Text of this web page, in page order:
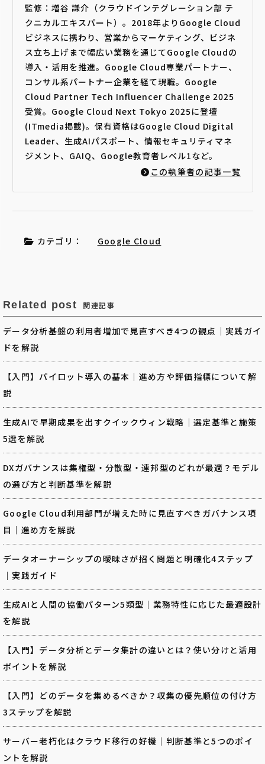
監修：増谷 謙介（クラウドインテグレーション部 テ
クニカルエキスパート）。2018年よりGoogle Cloud
ビジネスに携わり、営業からマーケティング、ビジネ
ス立ち上げまで幅広い業務を通じてGoogle Cloudの
導入・活用を推進。Google Cloud専業パートナー、
コンサル系パートナー企業を経て現職。Google
Cloud Partner Tech Influencer Challenge 2025
受賞。Google Cloud Next Tokyo 2025に登壇
(ITmedia掲載)。保有資格はGoogle Cloud Digital
Leader、生成AIパスポート、情報セキュリティマネ
ジメント、GAIQ、Google教育者レベル1など。
この執筆者の記事一覧
カテゴリ： Google Cloud
Related post 関連記事
データ分析基盤の利用者増加で見直すべき4つの観点｜実践ガイ
ドを解説
【入門】パイロット導入の基本｜進め方や評価指標について解
説
生成AIで早期成果を出すクイックウィン戦略｜選定基準と施策
5選を解説
DXガバナンスは集権型・分散型・連邦型のどれが最適？モデル
の選び方と判断基準を解説
Google Cloud利用部門が増えた時に見直すべきガバナンス項
目｜進め方を解説
データオーナーシップの曖昧さが招く問題と明確化4ステップ
｜実践ガイド
生成AIと人間の協働パターン5類型｜業務特性に応じた最適設計
を解説
【入門】データ分析とデータ集計の違いとは？使い分けと活用
ポイントを解説
【入門】どのデータを集めるべきか？収集の優先順位の付け方
3ステップを解説
サーバー老朽化はクラウド移行の好機｜判断基準と5つのポイ
ントを解説